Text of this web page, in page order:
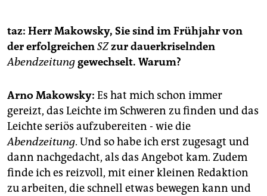
taz: Herr Makowsky, Sie sind im Frühjahr von
der erfolgreichenSZzur dauerkriselnden
Abendzeitunggewechselt. Warum?
Arno Makowsky: Es hat mich schon immer
gereizt, das Leichte im Schweren zu finden und das
Leichte seriös aufzubereiten - wie die
Abendzeitung. Und so habe ich erst zugesagt und
dann nachgedacht, als das Angebot kam. Zudem
finde ich es reizvoll, mit einer kleinen Redaktion
zu arbeiten, die schnell etwas bewegen kann und